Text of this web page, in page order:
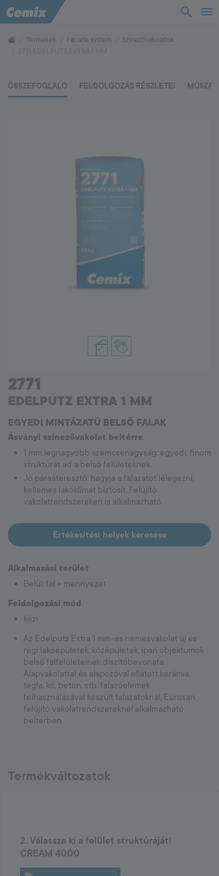
TudásTár
Támogatás
Termékek Facade system
Színezővakolatok
ÖSSZEFOGLALÓ FELDOLGOZÁS RÉSZLETEI
2771
EDELPUTZ EXTRA 1 MM
EGYEDI MINTÁZATÚ BELSŐ FALAK
Ásványi színezővakolat beltérre
1 mm legnagyobb szemcsenagyság: egyedi, finom
struktúrát ad a belső felületeknek.
Jó páraáteresztő: hagyja a falazatot lélegezni,
kellemes lakóklímát biztosít. Felújító
vakolatrendszereken is alkalmazható.
Értékesítési helyek keresése
Alkalmazási terület
Belül: fal + mennyezet
Feldolgozási mód
kézi
Az Edelputz Extra 1 mm-es nemesvakolat új és
régi lakóépületek, középületek, ipari objektumok
belső falfelületeinek díszítőbevonata.
Alapvakolattal és alapozóval ellátott kerámia,
tégla, kő, beton, stb. falazóelemek
felhasználásával készült falazatoknál, Eurosan
felújító vakolatrendszereknél alkalmazható
beltérben.
Termékváltozatok
2. Válassza ki a felület struktúráját!
CREAM 4000